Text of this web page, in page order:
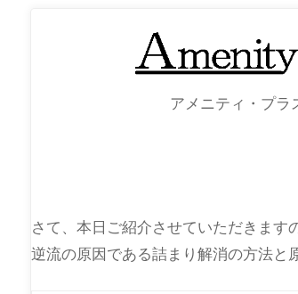
アメニティ・プラ
さて、本日ご紹介させていただきます
逆流の原因である詰まり解消の方法と